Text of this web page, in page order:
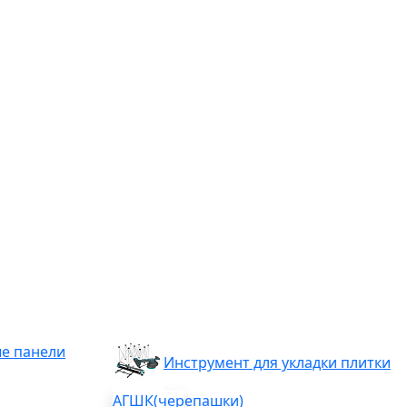
панели
Инструмент для укладки плитки
АГШК(черепашки)